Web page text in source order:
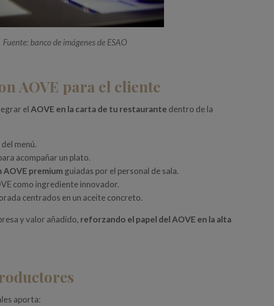
Fuente: banco de imágenes de ESAO
AOVE para el cliente
elAOVE en la carta de tu restaurante dentro de la
menú.
acompañar un plato.
AOVE premium guiadas por el personal de sala.
como ingrediente innovador.
centrados en un aceite concreto.
y valor añadido, reforzando el papel delAOVE en la alta
aporta: